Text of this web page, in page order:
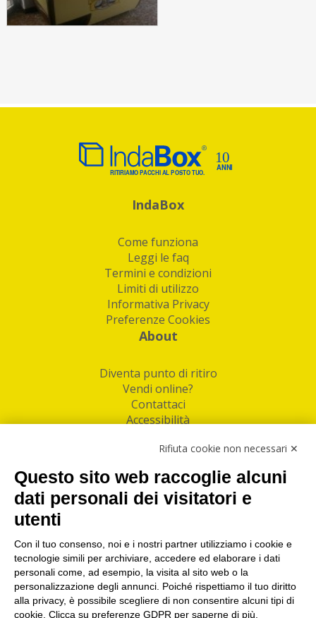
IndaBox
Come funziona
Leggi le faq
Termini e condizioni
Limiti di utilizzo
Informativa Privacy
Preferenze Cookies
About
Diventa punto di ritiro
Vendi online?
Contattaci
Accessibilità
Facebook
Linkedin
I nostri punti di ritiro e spedizione pacchi nelle
maggiori città italiane
Torino|Milano|Roma|Bologna|Firenze| Genova
Napoli|Varese
Rifiuta cookie non necessari ✕
Questo sito web raccoglie alcuni
dati personali dei visitatori e
utenti
Con il tuo consenso, noi e i nostri partner utilizziamo i cookie e
tecnologie simili per archiviare, accedere ed elaborare i dati
personali come, ad esempio, la visita al sito web o la
personalizzazione degli annunci. Poiché rispettiamo il tuo diritto
alla privacy, è possibile scegliere di non consentire alcuni tipi di
cookie. Clicca su preferenze GDPR per saperne di più.